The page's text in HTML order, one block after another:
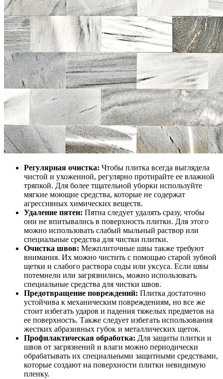
Регулярная очистка: Чтобы плитка всегда выглядела
чистой и ухоженной, регулярно протирайте ее влажной
тряпкой. Для более тщательной уборки используйте
мягкие моющие средства, которые не содержат
агрессивных химических веществ.
Удаление пятен: Пятна следует удалять сразу, чтобы
они не впитывались в поверхность плитки. Для этого
можно использовать слабый мыльный раствор или
специальные средства для чистки плитки.
Очистка швов: Межплиточные швы также требуют
внимания. Их можно чистить с помощью старой зубной
щетки и слабого раствора соды или уксуса. Если швы
потемнели или загрязнились, можно использовать
специальные средства для чистки швов.
Предотвращение повреждений: Плитка достаточно
устойчива к механическим повреждениям, но все же
стоит избегать ударов и падения тяжелых предметов на
ее поверхность. Также следует избегать использования
жестких абразивных губок и металлических щеток.
Профилактическая обработка: Для защиты плитки и
швов от загрязнений и влаги можно периодически
обрабатывать их специальными защитными средствами,
которые создают на поверхности плитки невидимую
пленку.